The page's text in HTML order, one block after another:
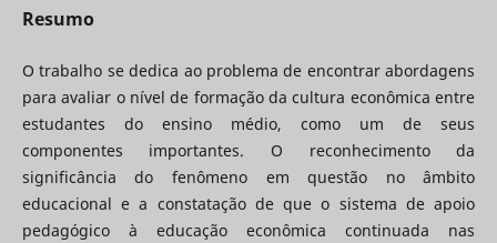
Resumo
O trabalho se dedica ao problema de encontrar abordagens
para avaliar o nível de formação da cultura econômica entre
estudantes do ensino médio, como um de seus
componentes importantes. O reconhecimento da
significância do fenômeno em questão no âmbito
educacional e a constatação de que o sistema de apoio
pedagógico à educação econômica continuada nas